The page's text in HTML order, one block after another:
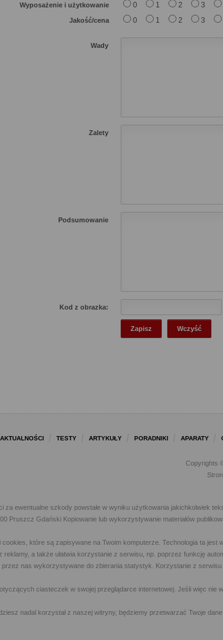
Wyposażenie i użytkowanie 0 1 2 3
Jakość/cena 0 1 2 3
Wady
Zalety
Podsumowanie
Kod z obrazka:
AKTUALNOŚCI TESTY ARTYKUŁY PORADNIKI APARATY
Copyrights
za ewentualne szkody powstałe w wyniku użytkowania jakichkolwiek
Pruszcz Gdański Kopiowanie lub wykorzystywanie materiałów
które są zapisywane na Twoim komputerze. Technologia ta
a także ułatwia korzystanie z serwisu, np. poprzez funkcję
nas wykorzystywane do zbierania statystyk. Korzystanie z
ciasteczek w swojej przeglądarce internetowej. Jeśli więc
nadal korzystał z naszej witryny, będziemy przetwarzać Twoje